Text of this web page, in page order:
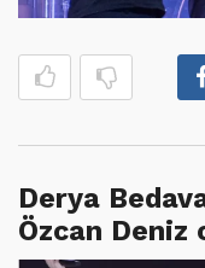
Derya
Özcan Deniz